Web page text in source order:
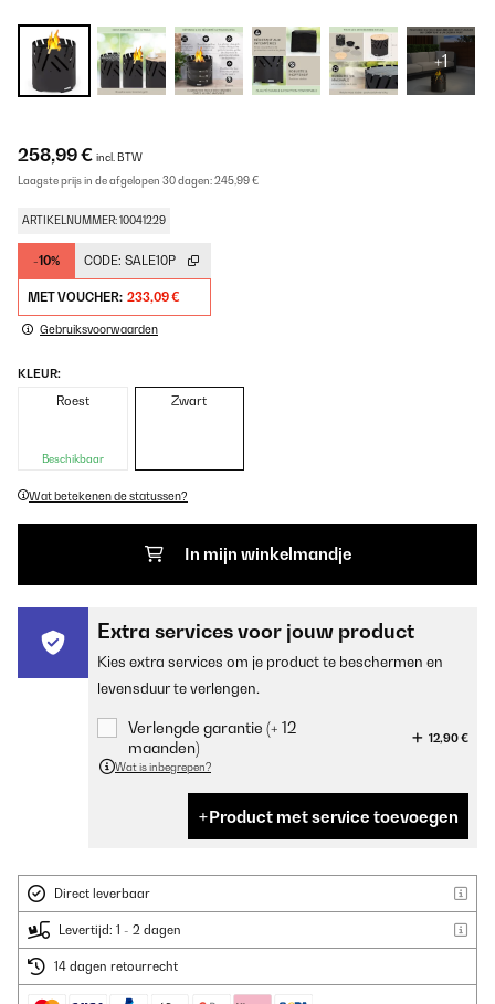
+1
258,99 € incl. BTW
Laagste prijs in de afgelopen 30 dagen:245,99 €
ARTIKELNUMMER: 10041229
-10% CODE: SALE10P
MET VOUCHER: 233,09 €
Gebruiksvoorwaarden
KLEUR:
Roest
Beschikbaar
Zwart
Wat betekenen de statussen?
In mijn winkelmandje
Extra services voor jouw product
Kies extra services om je product te beschermen en
levensduur te verlengen.
Verlengde garantie (+ 12
maanden)
12,90 €
Wat is inbegrepen?
Product met service toevoegen
Direct leverbaar
Levertijd: 1 - 2 dagen
14 dagen retourrecht